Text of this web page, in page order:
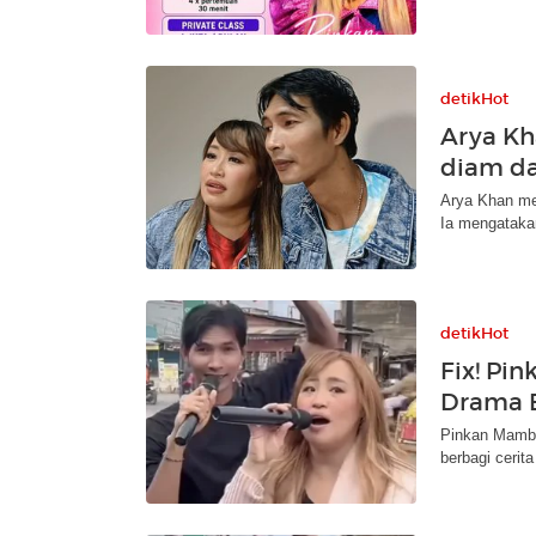
detikHot
Arya
diam
Arya Khan
Ia
detikHot
Fix!
Drama
Pinkan
berbagi